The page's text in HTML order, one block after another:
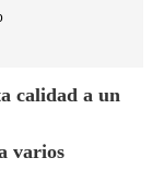
calidad a un
varios